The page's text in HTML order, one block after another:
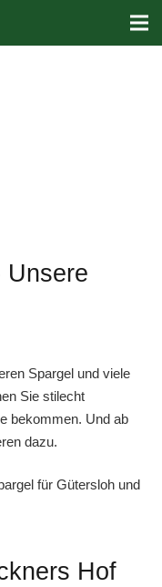
Unsere
Spargel und viele
Sie stilecht
bekommen. Und ab
dazu.
für Gütersloh und
Hof